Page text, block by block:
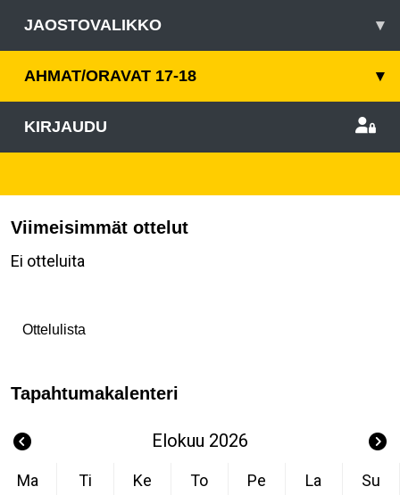
JAOSTOVALIKKO ▾
AHMAT/ORAVAT 17-18 ▾
KIRJAUDU
Viimeisimmät ottelut
Ei otteluita
Ottelulista
Tapahtumakalenteri
Elokuu 2026
Ma Ti Ke To Pe La
Su